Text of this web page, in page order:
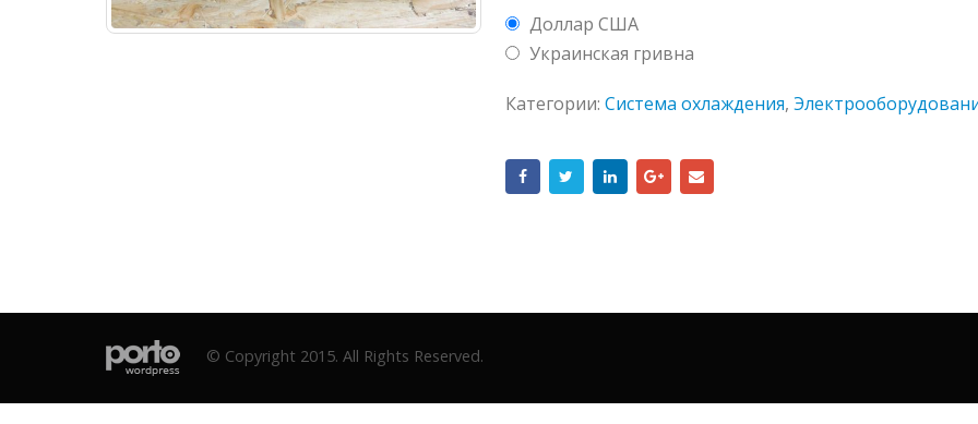
Доллар США
Украинская гривна
Категории: Система охлаждения,
© Copyright 2015. All Rights Reserved.